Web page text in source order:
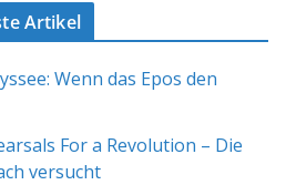
Artikel
Wenn das Epos den
For a Revolution – Die
versucht